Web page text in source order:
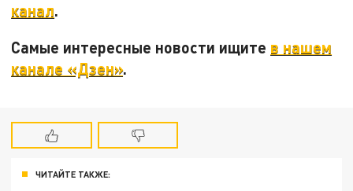
канал.
Самые интересные новости ищите в нашем
канале «Дзен».
ЧИТАЙТЕ ТАКЖЕ: